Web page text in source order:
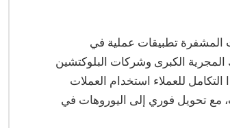
المشفرة تطبيقات عملية في
شراكة بين البنوك المجرية الكبرى وشركات البلوكتشين
للعملاء استخدام العملات
مع تحويل فوري إلى اليوروهات في